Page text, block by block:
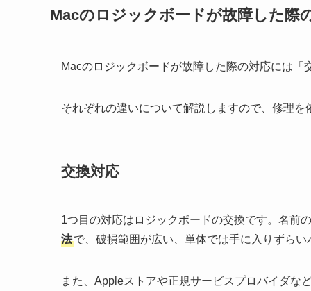
Macのロジックボードが故障した際
Macのロジックボードが故障した際の対応には
それぞれの違いについて解説しますので、修理
交換対応
1つ目の対応はロジックボードの交換です。名前
法で、破損範囲が広い、単体では手に入りずら
また、Appleストアや正規サービスプロバイダな